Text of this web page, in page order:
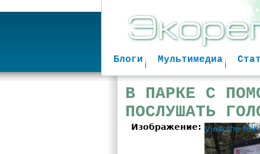
Мультимедиа
Блоги
В ПАРКЕ С
ПОСЛУШАТЬ
Изображение: View the full